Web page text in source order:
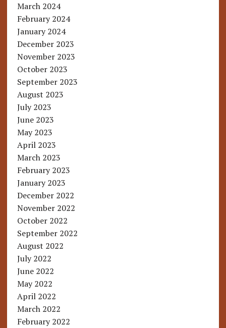
March 2024
February 2024
January 2024
December 2023
November 2023
October 2023
September 2023
August 2023
July 2023
June 2023
May 2023
April 2023
March 2023
February 2023
January 2023
December 2022
November 2022
October 2022
September 2022
August 2022
July 2022
June 2022
May 2022
April 2022
March 2022
February 2022